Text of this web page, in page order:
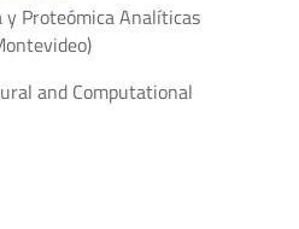
y Proteómica Analíticas
and Computational